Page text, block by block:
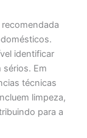
identificar
Em
técnicas
limpeza,
para a